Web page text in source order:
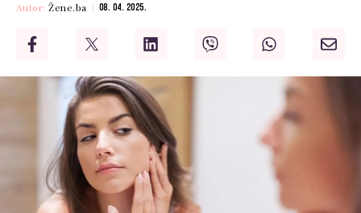
Autor:Žene.ba 08. 04. 2025.